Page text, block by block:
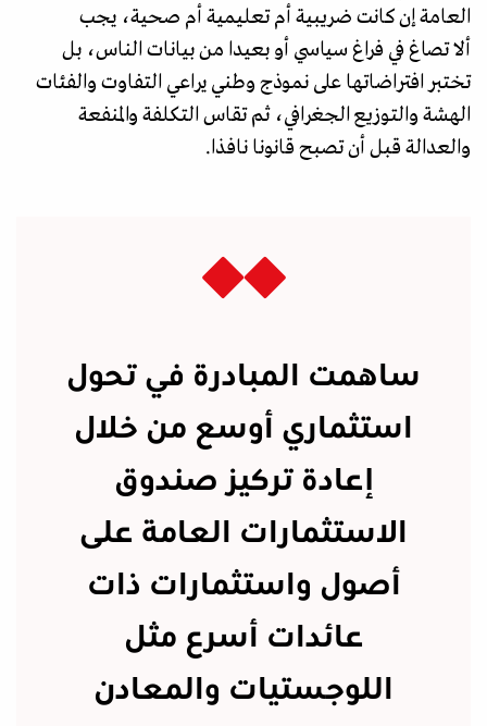
العامة إن كانت ضريبية أم تعليمية أم صحية، يجب
ألا تصاغ في فراغ سياسي أو بعيدا من بيانات الناس، بل
تختبر افتراضاتها على نموذج وطني يراعي التفاوت والفئات
الهشة والتوزيع الجغرافي، ثم تقاس التكلفة والمنفعة
والعدالة قبل أن تصبح قانونا نافذا.
ساهمت المبادرة في تحول
استثماري أوسع من خلال
إعادة تركيز صندوق
الاستثمارات العامة على
أصول واستثمارات ذات
عائدات أسرع مثل
اللوجستيات والمعادن